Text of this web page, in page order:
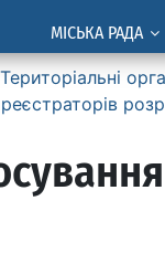
МІСЬКА РАДА
Територіальні